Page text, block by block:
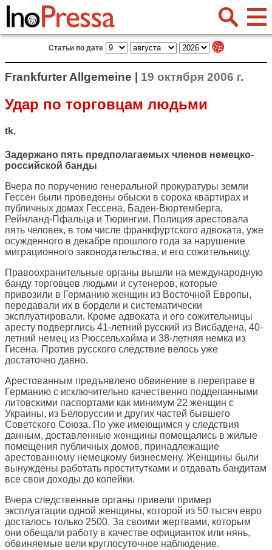
Статьи по дате
Frankfurter Allgemeine | 19 октября 2006 г.
Удар по торговцам людьми
tk.
Задержано пять предполагаемых членов немецко-
российской банды
Вчера по поручению генеральной прокуратуры земли
Гессен были проведены обыски в сорока квартирах и
публичных домах Гессена, Баден-Вюртемберга,
Рейнланд-Пфальца и Тюрингии. Полиция арестовала
пять человек, в том числе франкфуртского адвоката, уже
осужденного в декабре прошлого года за нарушение
миграционного законодательства, и его сожительницу.
Правоохранительные органы вышли на международную
банду торговцев людьми и сутенеров, которые
привозили в Германию женщин из Восточной Европы,
передавали их в бордели и систематически
эксплуатировали. Кроме адвоката и его сожительницы
аресту подверглись 41-летний русский из Висбадена, 40-
летний немец из Рюссельхайма и 38-летняя немка из
Гисена. Против русского следствие велось уже
достаточно давно.
Арестованным предъявлено обвинение в переправе в
Германию с исключительно качественно подделанными
литовскими паспортами как минимум 22 женщин с
Украины, из Белоруссии и других частей бывшего
Советского Союза. По уже имеющимся у следствия
данным, доставленные женщины помещались в жилые
помещения публичных домов, принадлежащие
арестованному немецкому бизнесмену. Женщины были
вынуждены работать проститутками и отдавать бандитам
все свои доходы до копейки.
Вчера следственные органы привели пример
эксплуатации одной женщины, которой из 50 тысяч евро
досталось только 2500. За своими жертвами, которым
они обещали работу в качестве официанток или нянь,
обвиняемые вели круглосуточное наблюдение.